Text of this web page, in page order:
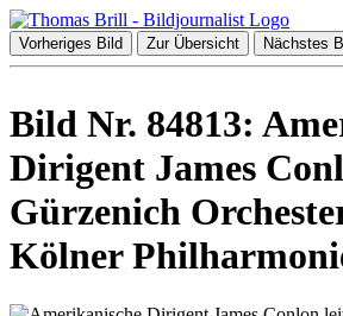
Vorheriges Bild Zur Übersicht Nächstes
Bild Nr. 84813:
Dirigent James
Gürzenich
Kölner